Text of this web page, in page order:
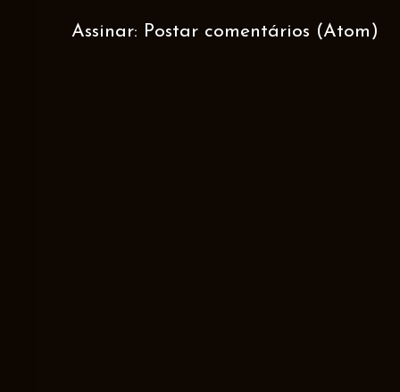
Assinar: Postar comentários (Atom)